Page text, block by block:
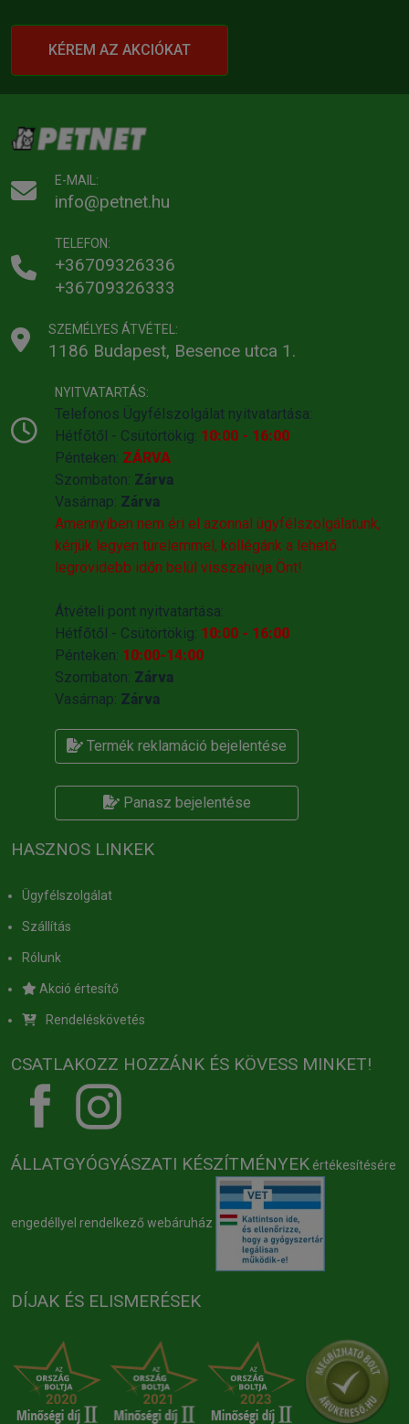
KÉREM AZ AKCIÓKAT
E-MAIL:
info@petnet.hu
TELEFON:
+36709326336
+36709326333
SZEMÉLYES ÁTVÉTEL:
1186 Budapest, Besence utca 1.
NYITVATARTÁS:
Telefonos Ügyfélszolgálat nyitvatartása:
Hétfőtől - Csütörtökig: 10:00 - 16:00
Pénteken: ZÁRVA
Szombaton: Zárva
Vasárnap: Zárva
Amennyiben nem éri el azonnal ügyfélszolgálatunk,
kérjük legyen türelemmel, kollégánk a lehető
legrövidebb időn belül visszahivja Önt!
Átvételi pont nyitvatartása:
Hétfőtől - Csütörtökig: 10:00 - 16:00
Pénteken: 10:00-14:00
Szombaton: Zárva
Vasárnap: Zárva
Termék reklamáció bejelentése
Panasz bejelentése
HASZNOS LINKEK
Ügyfélszolgálat
Szállítás
Rólunk
Akció értesítő
Rendeléskövetés
CSATLAKOZZ HOZZÁNK ÉS KÖVESS MINKET!
ÁLLATGYÓGYÁSZATI KÉSZÍTMÉNYEK értékesítésére
engedéllyel rendelkező webáruház
DÍJAK ÉS ELISMERÉSEK